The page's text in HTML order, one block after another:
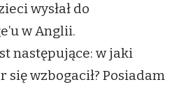
wysłał do
w Anglii.
następujące: w jaki
się wzbogacił? Posiadam